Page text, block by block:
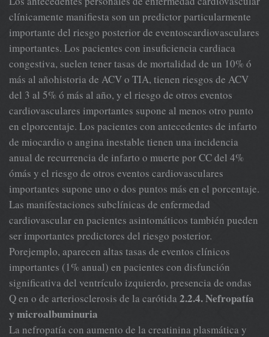
clínicamente manifiesta son un predictor particularmente
importante del riesgo posterior de eventoscardiovasculares
importantes. Los pacientes con insuficiencia cardiaca
congestiva, suelen tener tasas de mortalidad de un 10% ó
más al añohistoria de ACV o TIA, tienen riesgos de ACV
del 3 al 5% ó más al año, y el riesgo de otros eventos
cardiovasculares importantes supone al menos otro punto
en elporcentaje. Los pacientes con antecedentes de infarto
de miocardio o angina inestable tienen una incidencia
anual de recurrencia de infarto o muerte por CC del 4%
ómás y el riesgo de otros eventos cardiovasculares
importantes supone uno o dos puntos más en el porcentaje.
Las manifestaciones subclínicas de enfermedad
cardiovascular en pacientes asintomáticos también pueden
ser importantes predictores del riesgo posterior.
Porejemplo, aparecen altas tasas de eventos clínicos
importantes (1% anual) en pacientes con disfunción
significativa del ventrículo izquierdo, presencia de ondas
Q en o de arteriosclerosis de la carótida 2.2.4. Nefropatía
y microalbuminuria
La nefropatía con aumento de la creatinina plasmática y